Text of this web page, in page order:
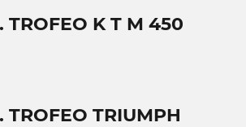
TROFEO K T M 450
TROFEO TRIUMPH